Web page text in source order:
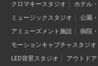
クロマキースタジオ
ホテル
ミュージックスタジオ
公園
アミューズメント施設
病院
モーションキャプチャスタジオ
LED背景スタジオ
アウトド